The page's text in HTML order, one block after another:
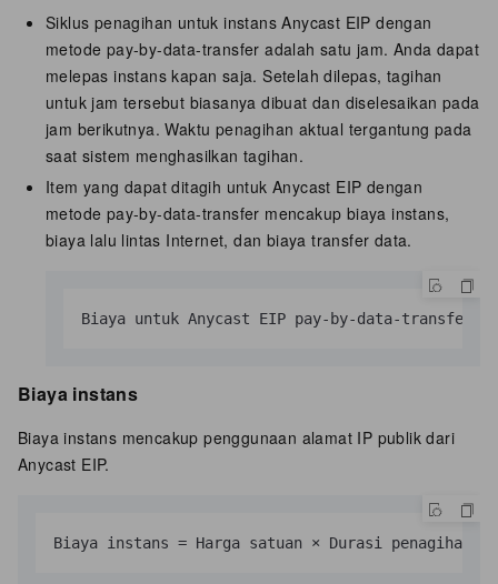
Siklus penagihan untuk instans Anycast EIP dengan
metode pay-by-data-transfer adalah satu jam. Anda dapat
melepas instans kapan saja. Setelah dilepas, tagihan
untuk jam tersebut biasanya dibuat dan diselesaikan pada
jam berikutnya. Waktu penagihan aktual tergantung pada
saat sistem menghasilkan tagihan.
Item yang dapat ditagih untuk Anycast EIP dengan
metode pay-by-data-transfer mencakup biaya instans,
biaya lalu lintas Internet, dan biaya transfer data.
Biaya untuk Anycast EIP pay-by-data-
Biaya instans
Biaya instans mencakup penggunaan alamat IP publik dari
Anycast EIP.
Biaya instans = Harga satuan × Durasi penagihan